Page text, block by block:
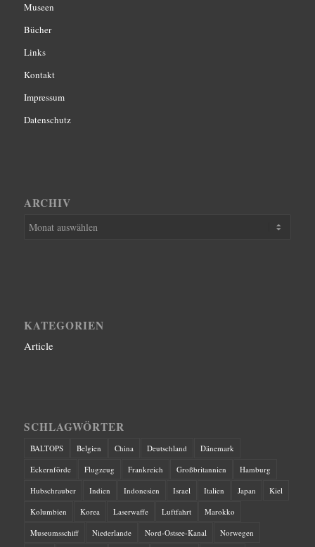
Museen
Bücher
Links
Kontakt
Impressum
Datenschutz
ARCHIV
KATEGORIEN
Article
SCHLAGWÖRTER
BALTOPS Belgien China Deutschland
Dänemark
Eckernförde
Flugzeug Frankreich Großbritannien
Hamburg
Hubschrauber
Indien Indonesien Israel Italien Japan
Kiel
Kolumbien
Korea Laserwaffe Luftfahrt
Marokko
Museumsschiff
Niederlande Nord-Ostsee-Kanal Norwegen